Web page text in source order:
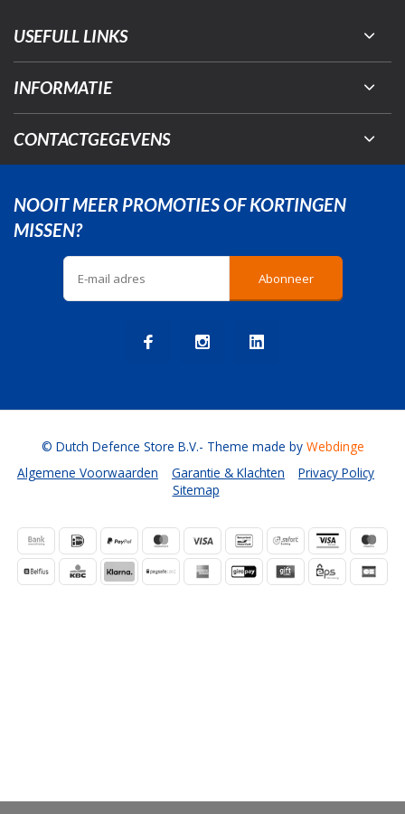
USEFULL LINKS
INFORMATIE
CONTACTGEGEVENS
NOOIT MEER PROMOTIES OF KORTINGEN
MISSEN?
Abonneer
Algemene Voorwaarden Garantie & Klachten
Privacy Policy
Sitemap
© Dutch Defence Store B.V.- Theme made by Webdinge